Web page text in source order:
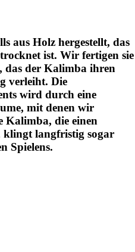
aus Holz hergestellt, das
ist. Wir fertigen sie
das der Kalimba ihren
verleiht. Die
wird durch eine
mit denen wir
Kalimba, die einen
klingt langfristig sogar
Spielens.